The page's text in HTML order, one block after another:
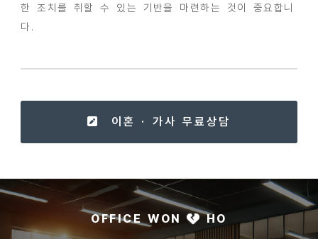
한 조치를 취할 수 있는 기반을 마련하는 것이 중요합니
다.
이혼 · 가사 무료상담
OFFICE WON HO